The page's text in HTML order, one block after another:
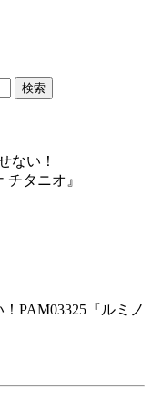
ない！
タニオ』
PAM03325『ルミノ